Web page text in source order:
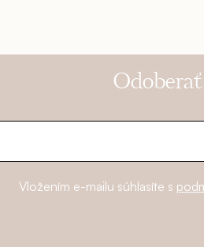
Vložením e-mailu súhlasíte s